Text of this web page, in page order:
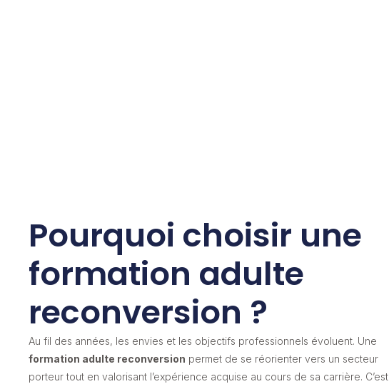
Pourquoi choisir une
formation adulte
reconversion ?
Au fil des années, les envies et les objectifs professionnels évoluent. Une
formation adulte reconversion permet de se réorienter vers un secteur
porteur tout en valorisant l’expérience acquise au cours de sa carrière. C’est